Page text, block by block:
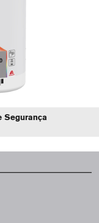
Segurança